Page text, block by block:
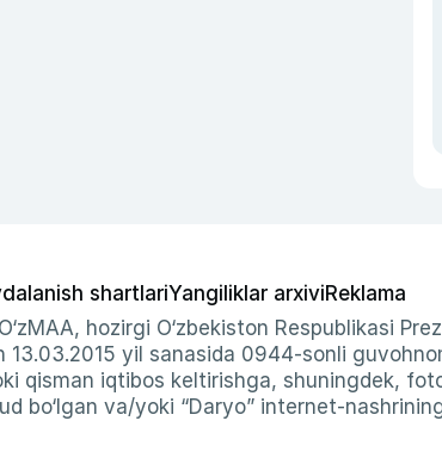
shartlariYangiliklar arxiviReklama
hozirgi O‘zbekiston Respublikasi
yil sanasida 0944-sonli
qisman iqtibos keltirishga, shuningdek,
bo‘lgan va/yoki “Daryo” internet-